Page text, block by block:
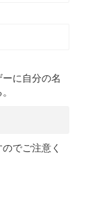
に自分の名
でご注意く